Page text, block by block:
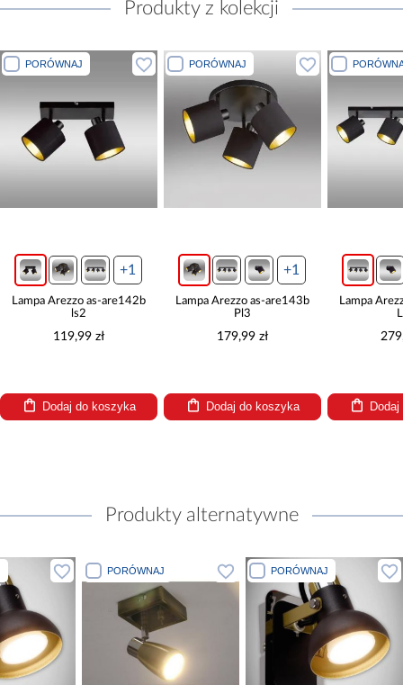
Produkty z kolekcji
PORÓWNAJ
+1
Lampa Arezzo as-are142b
ls2
119,99 zł
Dodaj do koszyka
PORÓWNAJ
+1
Lampa Arezzo as-are143b
Pl3
179,99 zł
Dodaj do koszyka
Lampa
Produkty alternatywne
PORÓWNAJ PORÓWNAJ